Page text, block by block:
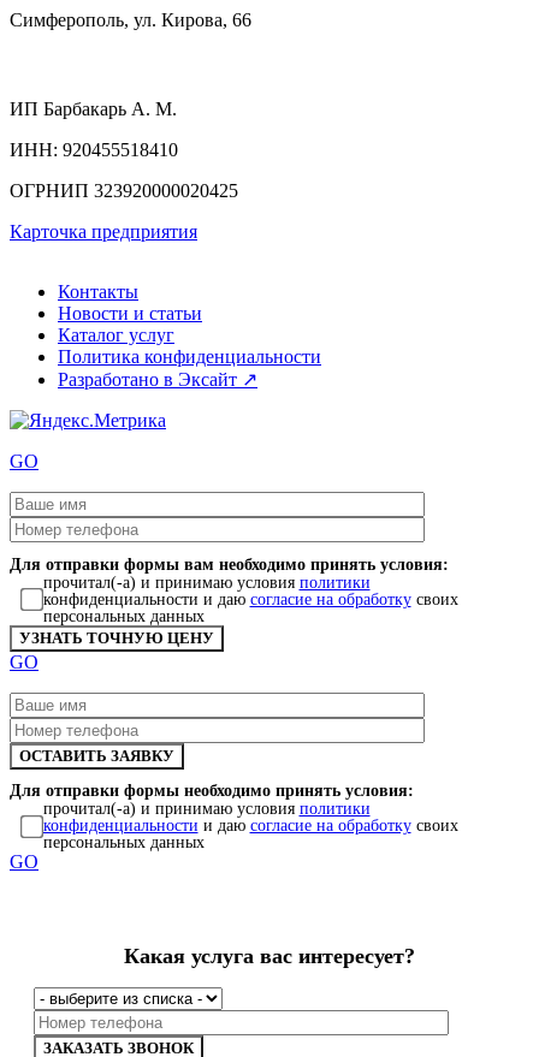
Симферополь, ул. Кирова, 66
ИП Барбакарь А. М.
ИНН: 920455518410
ОГРНИП 323920000020425
Карточка предприятия
Контакты
Новости и статьи
Каталог услуг
Политика конфиденциальности
Разработано в Эксайт ↗
GO
Для отправки формы вам необходимо принять условия:
прочитал(-а) и принимаю условия политики
конфиденциальности и даю согласие на обработкусвоих
персональных данных
GO
Для отправки формы необходимо принять условия:
прочитал(-а) и принимаю условия политики
конфиденциальности и даю согласие на обработкусвоих
персональных данных
GO
Какая услуга вас интересует?